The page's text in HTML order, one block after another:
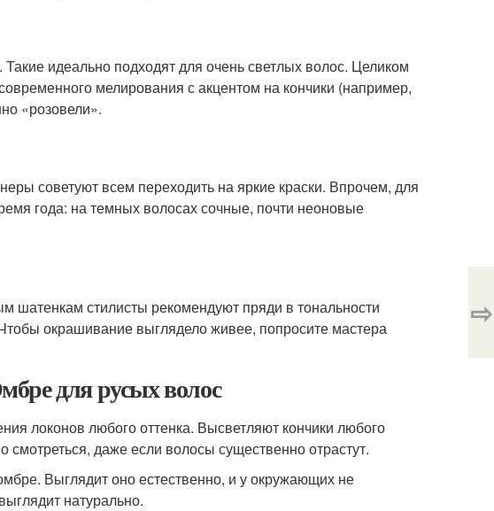
идеально подходят для очень светлых волос. Целиком
мелирования с акцентом на кончики (например,
«розовели».
советуют всем переходить на яркие краски. Впрочем, для
года: на темных волосах сочные, почти неоновые
шатенкам стилисты рекомендуют пряди в тональности
окрашивание выглядело живее, попросите мастера
для русых волос
локонов любого оттенка. Высветляют кончики любого
смотреться, даже если волосы существенно отрастут.
Выглядит оно естественно, и у окружающих не
натурально.
⇨